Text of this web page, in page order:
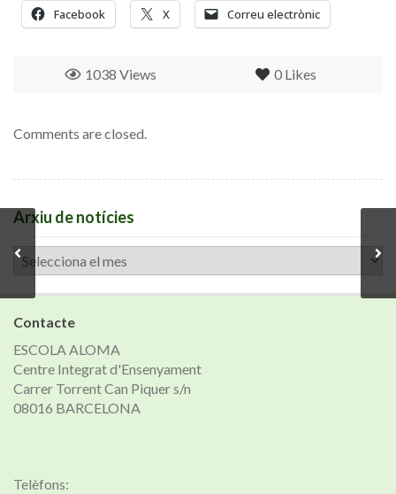
Facebook X Correu electrònic
0 Likes
1038 Views
Comments are closed.
Arxiu de notícies
Arxiu
notícies
Contacte
ESCOLA ALOMA
Centre Integrat d'Ensenyament
Carrer Torrent Can Piquer s/n
08016 BARCELONA
Telèfons: